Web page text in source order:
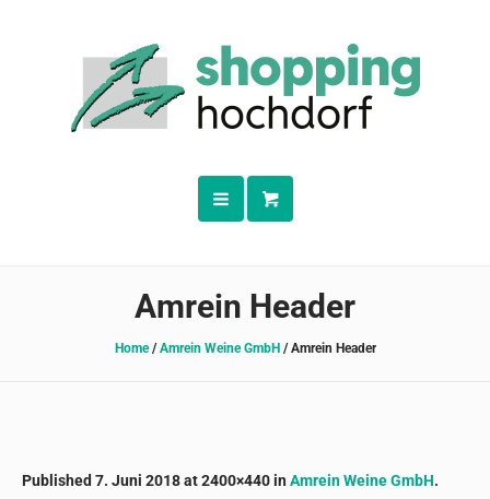
Amrein Header
Home /Amrein Weine GmbH /Amrein Header
Published 7. Juni 2018at 2400×440 inAmrein Weine GmbH.